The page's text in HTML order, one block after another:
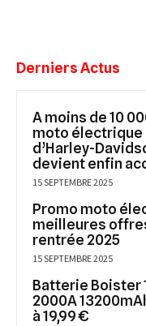
Derniers Actus
A moins de 10
moto électrique
d’Harley-
devient enfin
15 SEPTEMBRE 2025
Promo moto
meilleures
rentrée 2025
15 SEPTEMBRE 2025
Batterie Boister
2000A
à 19,99 €